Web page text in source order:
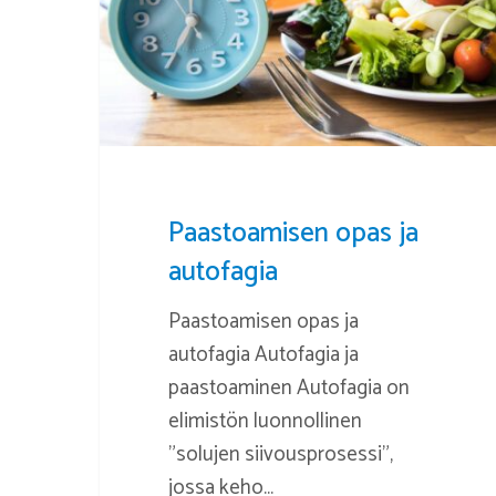
Paastoamisen opas ja
autofagia
Paastoamisen opas ja
autofagia Autofagia ja
paastoaminen Autofagia on
elimistön luonnollinen
"solujen siivousprosessi",
jossa keho…